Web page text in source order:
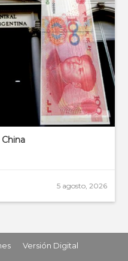
5 agosto, 2026
Versión Digital